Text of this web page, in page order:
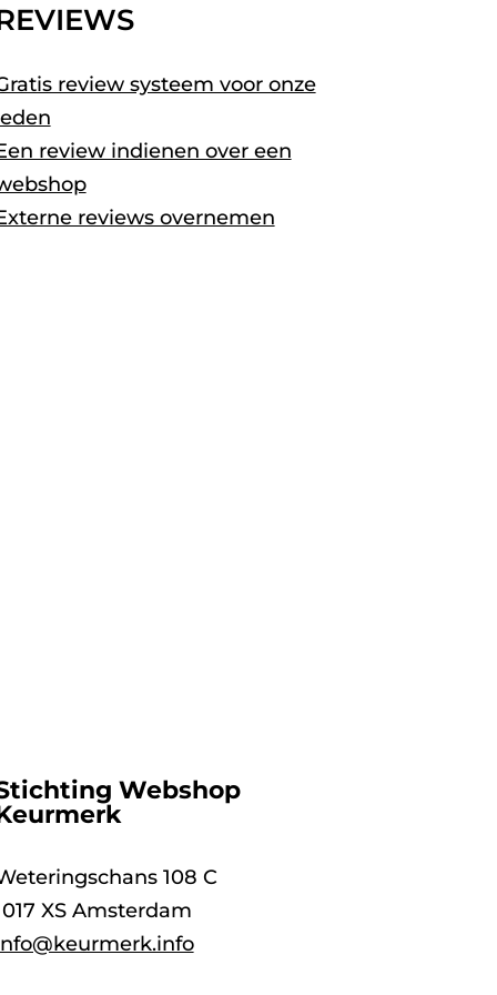
review systeem voor onze
review indienen over een
reviews overnemen
Webshop
108 C
XS Amsterdam